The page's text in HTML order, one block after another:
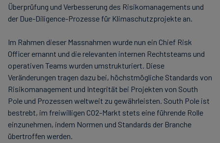
Überprüfung und Verbesserung des Risikomanagements und
der Due-Diligence-Prozesse für Klimaschutzprojekte an.
Im Rahmen dieser Massnahmen wurde nun ein Chief Risk
Officer ernannt und die relevanten internen Rechtsteams und
operativen Teams wurden umstrukturiert. Diese
Veränderungen tragen dazu bei, höchstmögliche Standards von
Risikomanagement und Integrität bei Projekten von South
Pole und Prozessen weltweit zu gewährleisten. South Pole ist
bestrebt, im freiwilligen CO2-Markt stets eine führende Rolle
einzunehmen, indem Normen und Standards der Branche
übertroffen werden.